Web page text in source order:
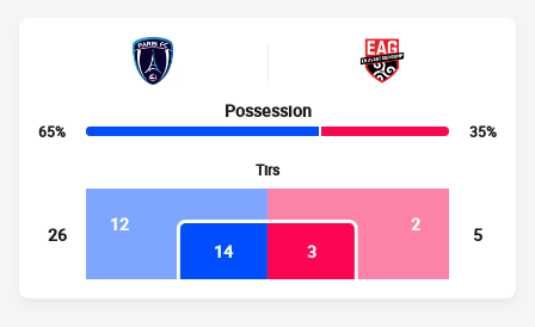
Possession
65%
35%
Tirs
26 12
2
14
3
5